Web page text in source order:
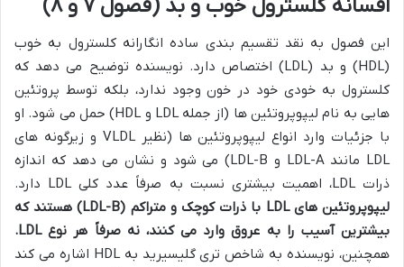
افسانه کلسترول خوب و بد (فصول ۷ و ۸)
این فصول به نقد تقسیم بندی ساده انگارانه کلسترول به خوب
(HDL) و بد (LDL) اختصاص دارد. نویسنده توضیح می دهد که
کلسترول به خودی خود در خون وجود ندارد، بلکه توسط پروتئین
هایی به نام لیپوپروتئین ها (از جمله LDL و HDL) حمل می شود. او
با جزئیات وارد انواع لیپوپروتئین ها (نظیر VLDL و زیرگونه های
LDL مانند LDL-A و LDL-B) می شود و نشان می دهد که اندازه
ذرات LDL، اهمیت بیشتری نسبت به صرفاً عدد کلی LDL دارد.
لیپوپروتئین های LDL با ذرات کوچک و متراکم (LDL-B) هستند که
بیشترین آسیب را به عروق وارد می کنند، نه صرفاً هر نوع LDL.
همچنین، نویسنده به شاخص تری گلیسیرید به HDL اشاره می کند